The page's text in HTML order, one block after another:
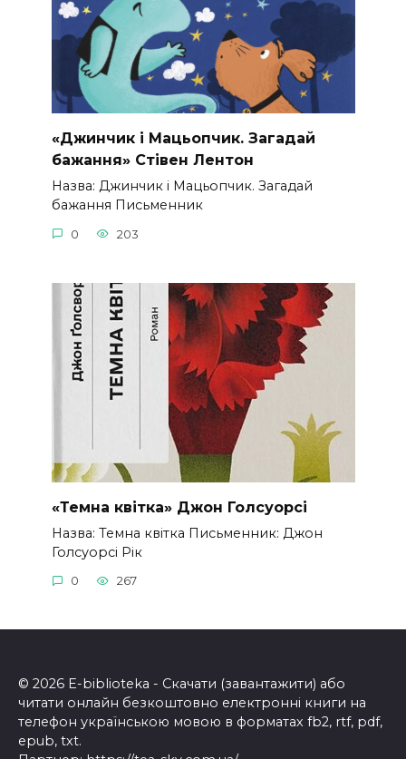
«Джинчик і Мацьопчик. Загадай
бажання» Стівен Лентон
Назва: Джинчик і Мацьопчик. Загадай
бажання Письменник
0 203
«Темна квітка» Джон Голсуорсі
Назва: Темна квітка Письменник: Джон
Голсуорсі Рік
0 267
© 2026 E-biblioteka - Скачати (завантажити) або
читати онлайн безкоштовно електронні книги на
телефон українською мовою в форматах fb2, rtf, pdf,
epub, txt.